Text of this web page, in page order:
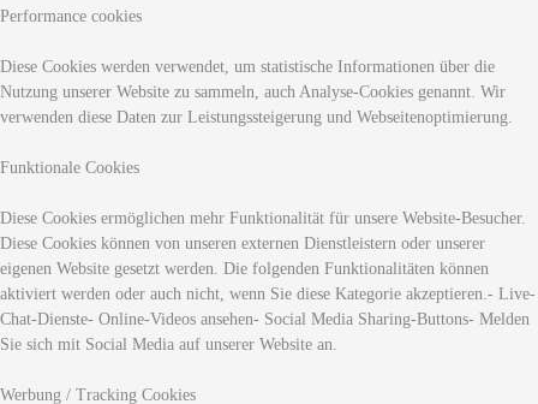
Performance cookies
Diese Cookies werden verwendet, um statistische Informationen über die
Nutzung unserer Website zu sammeln, auch Analyse-Cookies genannt. Wir
verwenden diese Daten zur Leistungssteigerung und Webseitenoptimierung.
Funktionale Cookies
Diese Cookies ermöglichen mehr Funktionalität für unsere Website-Besucher.
Diese Cookies können von unseren externen Dienstleistern oder unserer
eigenen Website gesetzt werden. Die folgenden Funktionalitäten können
aktiviert werden oder auch nicht, wenn Sie diese Kategorie akzeptieren.- Live-
Chat-Dienste- Online-Videos ansehen- Social Media Sharing-Buttons- Melden
Sie sich mit Social Media auf unserer Website an.
Werbung / Tracking Cookies